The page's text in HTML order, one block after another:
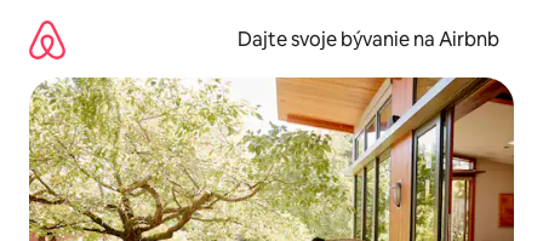
obsah.
Dajte svoje bývanie na Airbnb